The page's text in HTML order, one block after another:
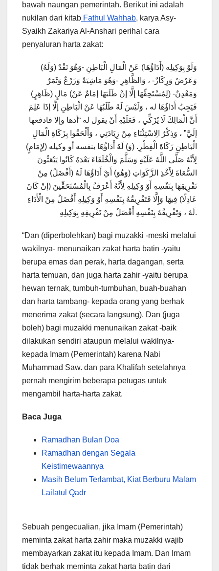
bawah naungan pemerintah. Berikut ini adalah
nukilan dari kitab Fathul Wahhab, karya Asy-
Syaikh Zakariya Al-Anshari perihal cara
penyaluran harta zakat:
(وَلَهُ) وَلَوْ بِوَكِيلِه (أَدَاؤُهَا) عَنْ الْمَالِ الْبَاطِنِ -وَهُوَ نَقْدٌ
وَعَرْضٌ وَرِكَازٌ- ، وَالظَّاهِرِ -وَهُوَ مَاشِيَةٌ وَزَرْعٌ وَثَمَرٌ
وَمَعْدِنٌ- (لِمُسْتَحِقِّهَا إلَّا إنْ طَلَبَهَا إمَامٌ عَنْ) مَالٍ (ظَاهِرٍ)
فَيَجِبُ أَدَاؤُهَا له ، وَلَيْسَ لَهُ طَلَبُهَا عَنْ الْبَاطِنِ إلَّا إذَا عَلِمَ
أَنَّ الْمَالِكَ لَا يُزَكِّي ، فَعَلَيْهِ أَنْ يقول له “أدها وإلا فادفعها
إلَيَّ” ، وَذِكْرُ الِاسْتِثْنَاءِ مِنْ زِيَادَتِي ، وَأَلْحَقُوا بِزَكَاةِ الْمَالِ
الْبَاطِنِ زَكَاةَ الْفِطْرِ. (وَ) لَهُ أَدَاؤُهَا بنفسه أو وكيله (لِإِمَامٍ)
لِأَنَّهُ صَلَّى اللَّهُ عَلَيْهِ وَسَلَّمَ وَالْخُلَفَاءَ بَعْدَهُ كَانُوا يَبْعَثُونَ
السُّعَاةَ لِأَخْذِ الزَّكَوَاتِ (وَهُوَ) أَيْ أَدَاؤُهَا لَهُ (أَفْضَلُ) مِنْ
تَفْرِيقِهَا بِنَفْسِهِ أَوْ وَكِيلِهِ لِأَنَّهُ أَعْرَفُ بِالْمُسْتَحَقِّينَ (إنْ كَانَ
عَادِلًا) فِيهَا وَإِلَّا فَتَفْرِيقُهُ بِنَفْسِهِ أَوْ وَكِيلِهِ أَفْضَلُ مِنْ الْأَدَاءِ
لَهُ ، وَتَفْرِيقُهُ بِنَفْسِهِ أَفْضَلُ مِنْ تَفْرِيقِهِ بِوَكِيلِهِ.
“Dan (diperbolehkan) bagi muzakki -meski melalui
wakilnya- menunaikan zakat harta batin -yaitu
berupa emas dan perak, harta dagangan, serta
harta temuan, dan juga harta zahir -yaitu berupa
hewan ternak, tumbuh-tumbuhan, buah-buahan
dan harta tambang- kepada orang yang berhak
menerima zakat (secara langsung). Dan (juga
boleh) bagi muzakki menunaikan zakat -baik
dilakukan sendiri ataupun melalui wakilnya-
kepada Imam (Pemerintah) karena Nabi
Muhammad Saw. dan para Khalifah setelahnya
pernah mengirim beberapa petugas untuk
mengambil harta-harta zakat.
Baca Juga
Ramadhan Bulan Doa
Ramadhan dengan Segala
Keistimewaannya
Masih Belum Terlambat, Kiat Berburu Malam
Lailatul Qadr
Sebuah pengecualian, jika Imam (Pemerintah)
meminta zakat harta zahir maka muzakki wajib
membayarkan zakat itu kepada Imam. Dan Imam
tidak berhak meminta zakat harta batin dari